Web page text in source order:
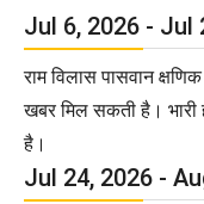
Jul 6, 2026 - Jul
राम विलास पासवान
खबर मिल सकती है। भारी
है।
Jul 24, 2026 -